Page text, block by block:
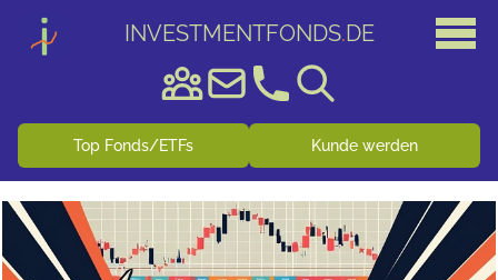
INVESTMENTFONDS.DE
Top Fonds/ETFs Kunde werden